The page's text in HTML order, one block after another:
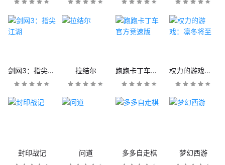
剑网3：指尖江湖 拉结尔 跑跑卡丁车官方竞速版 权力的游戏：凛冬将至
封印战记 问道 多多自走棋 梦幻西游